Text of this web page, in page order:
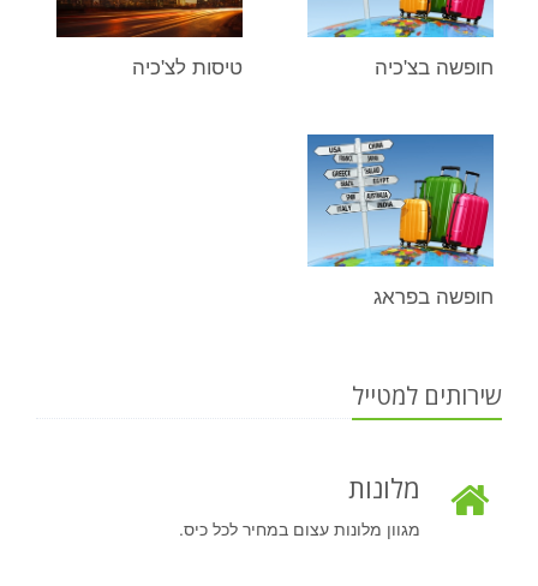
חופשה בצ'כיה טיסות לצ'כיה
חופשה בפראג
שירותים למטייל
מלונות
מגוון מלונות עצום במחיר לכל כיס.